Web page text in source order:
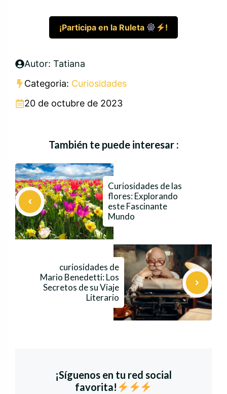
¡Participa en la Ruleta !
Autor: Tatiana
Categoria: Curiosidades
20 de octubre de 2023
También te puede interesar :
Curiosidades de las
flores: Explorando
este Fascinante
Mundo
curiosidades de
Mario Benedetti: Los
Secretos de su Viaje
Literario
¡Síguenos en tu red social
favorita!